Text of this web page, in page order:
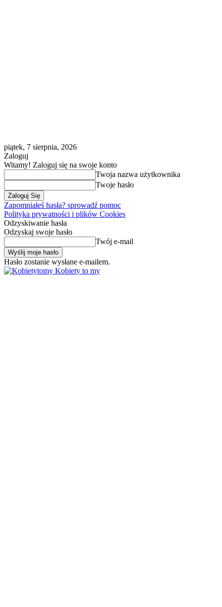
piątek, 7 sierpnia, 2026
Zaloguj
Witamy! Zaloguj się na swoje konto
Twoja nazwa użytkownika
Twoje hasło
Zapomniałeś hasła? sprowadź pomoc
Polityka prywatności i plików Cookies
Odzyskiwanie hasła
Odzyskaj swoje hasło
Twój e-mail
Hasło zostanie wysłane e-mailem.
Kobiety to my